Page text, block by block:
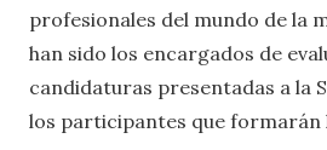
profesionales del mundo de la
han sido los encargados de
candidaturas presentadas a la
los participantes que formarán